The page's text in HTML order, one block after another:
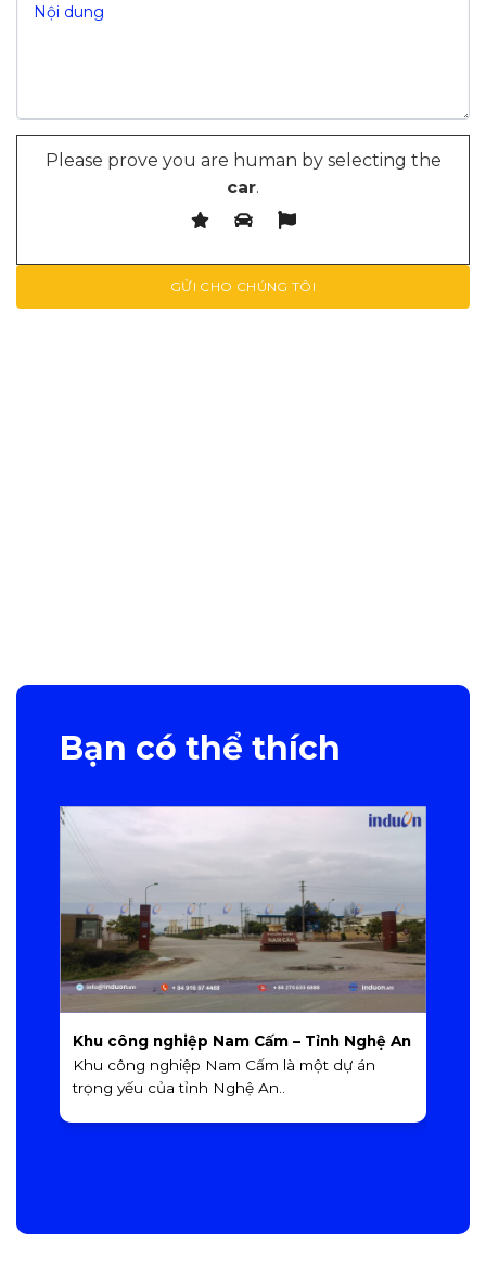
Please prove you are human by selecting the
car.
Bạn có thể thích
Khu công nghiệp Nam Cấm – Tỉnh Nghệ An
Khu công nghiệp Nam Cấm là một dự án
trọng yếu của tỉnh Nghệ An..